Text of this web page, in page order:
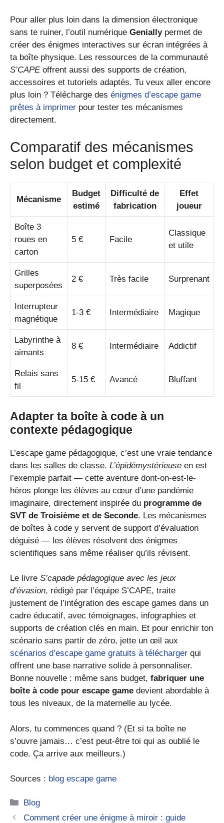
Pour aller plus loin dans la dimension électronique
sans te ruiner, l’outil numérique Geniallypermet de
créer des énigmes interactives sur écran intégrées à
ta boîte physique. Les ressources de la communauté
S’CAPEoffrent aussi des supports de création,
accessoires et tutoriels adaptés. Tu veux aller encore
plus loin ? Télécharge des énigmes d’escape game
prêtes à imprimer pour tester tes mécanismes
directement.
Comparatif des mécanismes
selon budget et complexité
Mécanisme
Budget
estimé
Difficulté de
fabrication
Effet
joueur
Boîte 3
roues en
carton
5 € Facile
Classique
et utile
Grilles
superposées
2 € Très facile Surprenant
Interrupteur
magnétique
1-3 € Intermédiaire Magique
Labyrinthe à
aimants
8 € Intermédiaire Addictif
Relais sans
fil
5-15 € Avancé Bluffant
Adapter ta boîte à code à un
contexte pédagogique
L’escape game pédagogique, c’est une vraie tendance
dans les salles de classe. L’épidémystérieuse en est
l’exemple parfait — cette aventure dont-on-est-le-
héros plonge les élèves au cœur d’une pandémie
imaginaire, directement inspirée du programme de
SVT de Troisième et de Seconde. Les mécanismes
de boîtes à code y servent de support d’évaluation
déguisé — les élèves résolvent des énigmes
scientifiques sans même réaliser qu’ils révisent.
Le livre S’capade pédagogique avec les jeux
d’évasion, rédigé par l’équipe S’CAPE, traite
justement de l’intégration des escape games dans un
cadre éducatif, avec témoignages, infographies et
supports de création clés en main. Et pour enrichir ton
scénario sans partir de zéro, jette un œil aux
scénarios d’escape game gratuits à télécharger qui
offrent une base narrative solide à personnaliser.
Bonne nouvelle : même sans budget, fabriquer une
boîte à code pour escape game devient abordable à
tous les niveaux, de la maternelle au lycée.
Alors, tu commences quand ? (Et si ta boîte ne
s’ouvre jamais… c’est peut-être toi qui as oublié le
code. Ça arrive aux meilleurs.)
Sources : blog escape game
Catégories
Blog
Comment créer une énigme à miroir : guide